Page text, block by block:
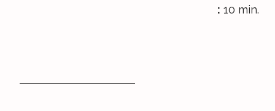
: 10 min.